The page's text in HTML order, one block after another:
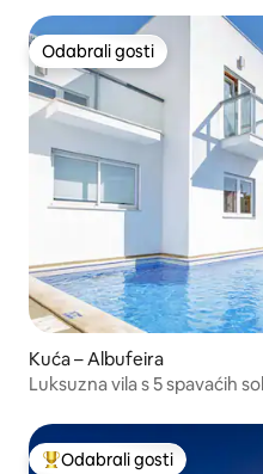
Odabrali gosti
Odabrali gosti
Kuća – Albufeira
Luksuzna vila s 5 spavaćih
Odabrali gosti